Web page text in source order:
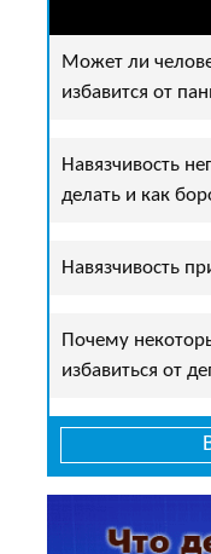
Может ли
избавится от
Навязчивость
делать и как
Навязчивость
Почему
избавиться от